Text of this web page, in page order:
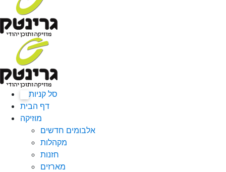
סל קניות
דף הבית
מוזיקה
אלבומים חדשים
מקהלות
חזנות
מארזים